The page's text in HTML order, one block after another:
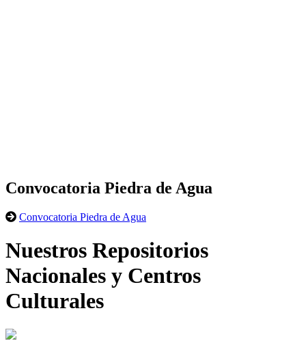
Convocatoria Piedra de Agua
Convocatoria Piedra de Agua
Nuestros Repositorios
Nacionales y Centros
Culturales